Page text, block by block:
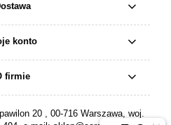
konto
firmie
20 , 00-716 Warszawa, woj.